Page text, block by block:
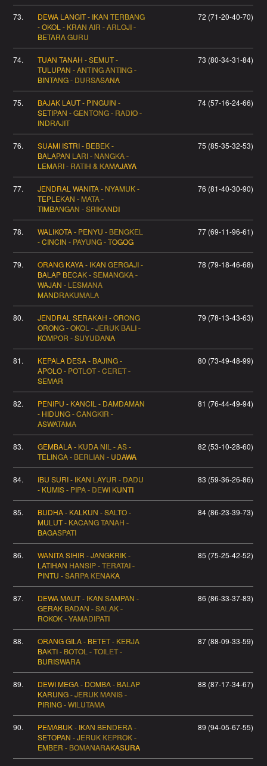
73.
DEWA LANGIT - IKAN TERBANG
- OKOL - KRAN AIR - ARLOJI -
BETARA GURU
72 (71-20-40-70)
74.
TUAN TANAH - SEMUT -
TULUPAN - ANTING ANTING -
BINTANG - DURSASANA
73 (80-34-31-84)
75.
BAJAK LAUT - PINGUIN -
SETIPAN - GENTONG - RADIO -
INDRAJIT
74 (57-16-24-66)
76.
SUAMI ISTRI - BEBEK -
BALAPAN LARI - NANGKA -
LEMARI - RATIH & KAMAJAYA
75 (85-35-32-53)
77.
JENDRAL WANITA - NYAMUK -
TEPLEKAN - MATA -
TIMBANGAN - SRIKANDI
76 (81-40-30-90)
78.
WALIKOTA - PENYU - BENGKEL
- CINCIN - PAYUNG - TOGOG
77 (69-11-96-61)
79.
ORANG KAYA - IKAN GERGAJI -
BALAP BECAK - SEMANGKA -
WAJAN - LESMANA
MANDRAKUMALA
78 (79-18-46-68)
80.
JENDRAL SERAKAH - ORONG
ORONG - OKOL - JERUK BALI -
KOMPOR - SUYUDANA
79 (78-13-43-63)
81.
KEPALA DESA - BAJING -
APOLO - POTLOT - CERET -
SEMAR
80 (73-49-48-99)
82.
PENIPU - KANCIL - DAMDAMAN
- HIDUNG - CANGKIR -
ASWATAMA
81 (76-44-49-94)
83.
GEMBALA - KUDA NIL - AS -
TELINGA - BERLIAN - UDAWA
82 (53-10-28-60)
84.
IBU SURI - IKAN LAYUR - DADU
- KUMIS - PIPA - DEWI KUNTI
83 (59-36-26-86)
85.
BUDHA - KALKUN - SALTO -
MULUT - KACANG TANAH -
BAGASPATI
84 (86-23-39-73)
86.
WANITA SIHIR - JANGKRIK -
LATIHAN HANSIP - TERATAI -
PINTU - SARPA KENAKA
85 (75-25-42-52)
87.
DEWA MAUT - IKAN SAMPAN -
GERAK BADAN - SALAK -
ROKOK - YAMADIPATI
86 (86-33-37-83)
88.
ORANG GILA - BETET - KERJA
BAKTI - BOTOL - TOILET -
BURISWARA
87 (88-09-33-59)
89.
DEWI MEGA - DOMBA - BALAP
KARUNG - JERUK MANIS -
PIRING - WILUTAMA
88 (87-17-34-67)
90.
PEMABUK - IKAN BENDERA -
SETOPAN - JERUK KEPROK -
EMBER - BOMANARAKASURA
89 (94-05-67-55)